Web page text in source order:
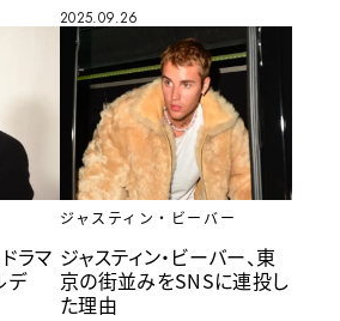
2025.09.26
ラマ
デ
ジャスティン・ビーバー
ジャスティン・ビーバー、東
京の街並みをSNSに連投し
た理由